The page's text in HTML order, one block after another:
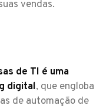
vendas.
de TI é uma
digital, que engloba
de automação de